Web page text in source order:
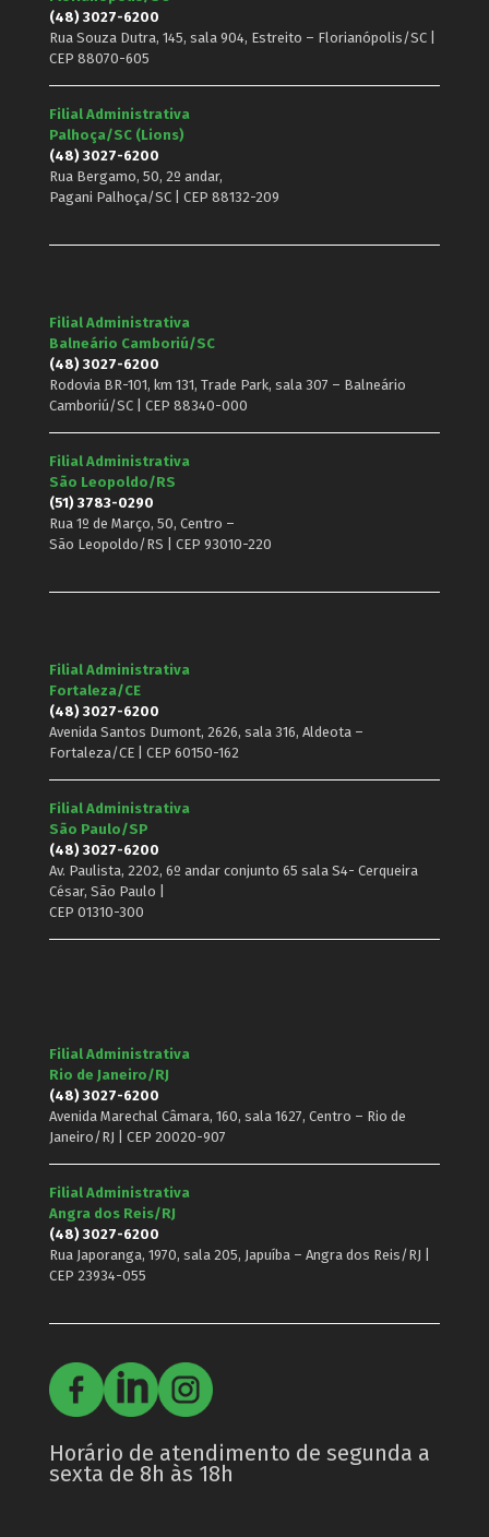
(48) 3027-6200
Rua Souza Dutra, 145, sala 904, Estreito – Florianópolis/SC |
CEP 88070-605
Filial Administrativa
Palhoça/SC (Lions)
(48) 3027-6200
Rua Bergamo, 50, 2º andar,
Pagani Palhoça/SC | CEP 88132-209
Filial Administrativa
Balneário Camboriú/SC
(48) 3027-6200
Rodovia BR-101, km 131, Trade Park, sala 307 – Balneário
Camboriú/SC | CEP 88340-000
Filial Administrativa
São Leopoldo/RS
(51) 3783-0290
Rua 1º de Março, 50, Centro –
São Leopoldo/RS | CEP 93010-220
Filial Administrativa
Fortaleza/CE
(48) 3027-6200
Avenida Santos Dumont, 2626, sala 316, Aldeota –
Fortaleza/CE | CEP 60150-162
Filial Administrativa
São Paulo/SP
(48) 3027-6200
Av. Paulista, 2202, 6º andar conjunto 65 sala S4- Cerqueira
César, São Paulo |
CEP 01310-300
Filial Administrativa
Rio de Janeiro/RJ
(48) 3027-6200
Avenida Marechal Câmara, 160, sala 1627, Centro – Rio de
Janeiro/RJ | CEP 20020-907
Filial Administrativa
Angra dos Reis/RJ
(48) 3027-6200
Rua Japoranga, 1970, sala 205, Japuíba – Angra dos Reis/RJ |
CEP 23934-055
Horário de atendimento de segunda a
sexta de 8h às 18h